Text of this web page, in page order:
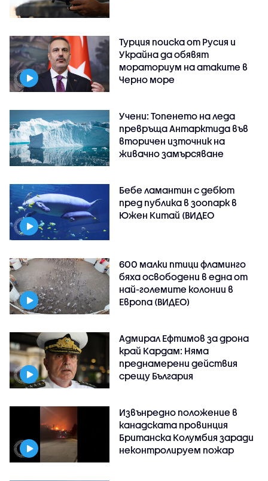
Турция поиска от Русия и
Украйна да обявят
мораториум на атаките в
Черно море
Учени: Топенето на леда
превръща Антарктида във
вторичен източник на
живачно замърсяване
Бебе ламантин с дебют
пред публика в зоопарк в
Южен Китай (ВИДЕО
600 малки птици фламинго
бяха освободени в една от
най-големите колонии в
Европа (ВИДЕО)
Адмирал Ефтимов за дрона
край Кардам: Няма
преднамерени действия
срещу България
Извънредно положение в
канадската провинция
Британска Колумбия заради
неконтролируем пожар